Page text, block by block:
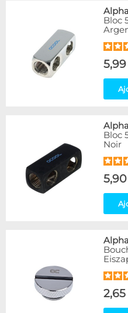
Blanc
Noir
Noir/Nickel
Mâle / Femelle
Mâle / Mâle
Forme
Raccord autobloquant
Raccord en Y
Disponibilité / Promotions
Bloc
Bloc
Noir